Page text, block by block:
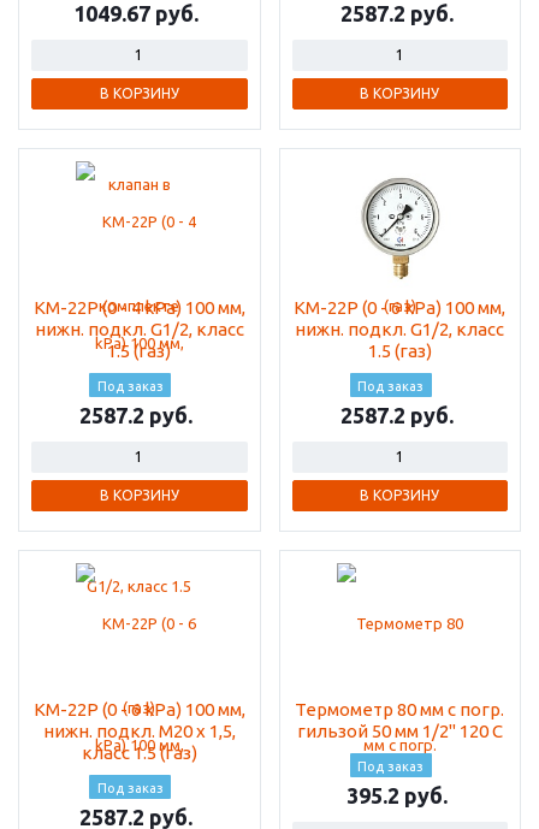
1049.67
В КОРЗИНУ
2587.2
В КОРЗИНУ
КМ-22Р (0 - 4 kPа) 100 мм,
нижн. подкл. G1/2, класс
1.5 (газ)
Под заказ
2587.2
В КОРЗИНУ
КМ-22Р (0 - 6 kPа) 100 мм,
нижн. подкл. G1/2, класс
1.5 (газ)
Под заказ
2587.2
В КОРЗИНУ
КМ-22Р (0 - 6 kPа) 100 мм,
нижн. подкл. М20 х 1,5,
класс 1.5 (газ)
Под заказ
2587.2
Термометр 80 мм с погр.
гильзой 50 мм 1/2" 120 С
Под заказ
395.2